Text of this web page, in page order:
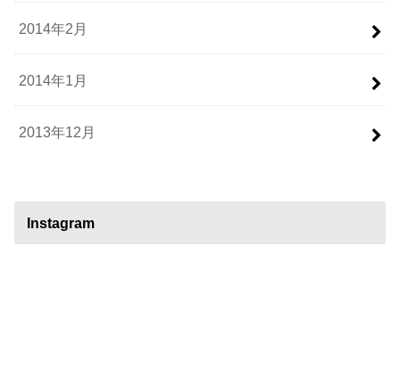
2014年2月
2014年1月
2013年12月
Instagram